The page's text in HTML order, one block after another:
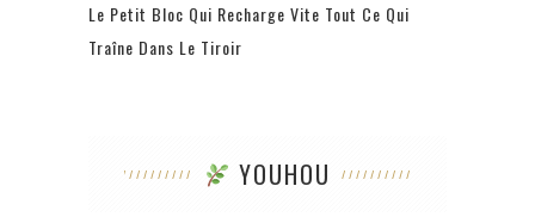
Le Petit Bloc Qui Recharge Vite Tout Ce Qui
Traîne Dans Le Tiroir
YOUHOU